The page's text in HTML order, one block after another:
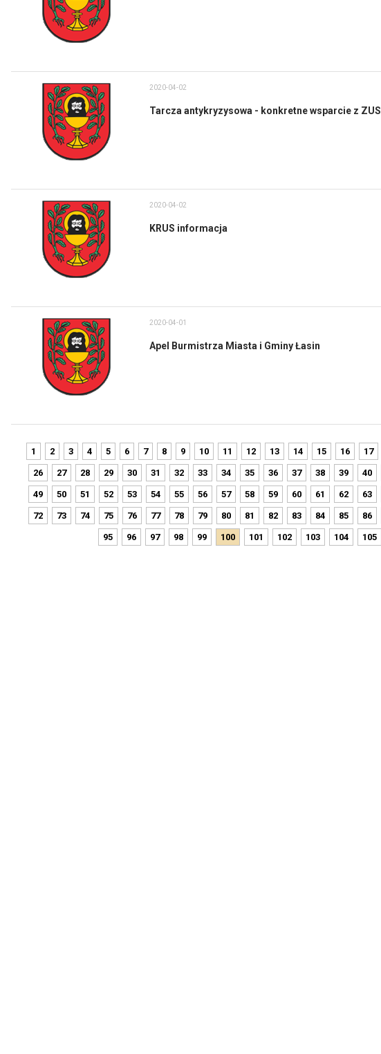
2020-04-02
Tarcza antykryzysowa - konkretne wsparcie z ZUS
2020-04-02
KRUS informacja
2020-04-01
Apel Burmistrza Miasta i Gminy Łasin
1 2 3 4 5 6 7 8 9 10 11 12 13 14 15 16 17
26 27 28 29 30 31 32 33 34 35 36 37 38 39 40
49 50 51 52 53 54 55 56 57 58 59 60 61 62 63
72 73 74 75 76 77 78 79 80 81 82 83 84 85 86
95 96 97 98 99 100 101 102 103 104 105